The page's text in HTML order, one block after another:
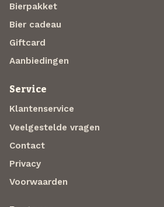
Bierpakket
Bier cadeau
Giftcard
Aanbiedingen
Service
Klantenservice
Veelgestelde vragen
Contact
Privacy
Voorwaarden